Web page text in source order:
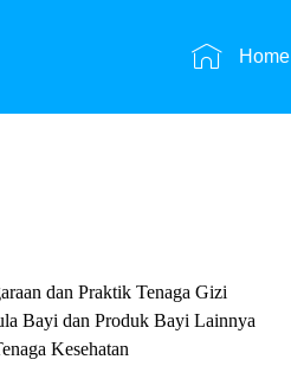
Home
dan Praktik Tenaga Gizi
Bayi dan Produk Bayi Lainnya
Kesehatan